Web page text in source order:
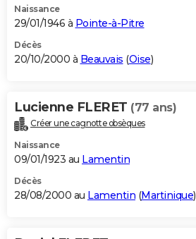
Naissance
29/01/1946 à Pointe-à-Pitre
Décès
20/10/2000 à Beauvais (Oise)
Lucienne FLERET (77 ans)
Créer une cagnotte obsèques
Naissance
09/01/1923 au Lamentin
Décès
28/08/2000 au Lamentin (Martinique)